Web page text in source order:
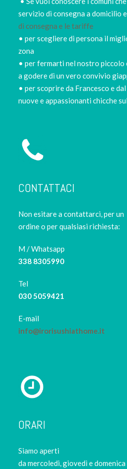
servizio di consegna a domicilio
di consegna e le tariffe
• per scegliere di persona il
zona
• per fermarti nel nostro
a godere di un vero convivio
• per scoprire da Francesco e
nuove e appassionanti chicche
CONTATTACI
Non esitare a contattarci, per un
ordine o per qualsiasi richiesta:
M / Whatsapp
338 8305990
Tel
030 5059421
E-mail
info@irorisushiathome.it
ORARI
Siamo aperti
da mercoledi, giovedì e domenica